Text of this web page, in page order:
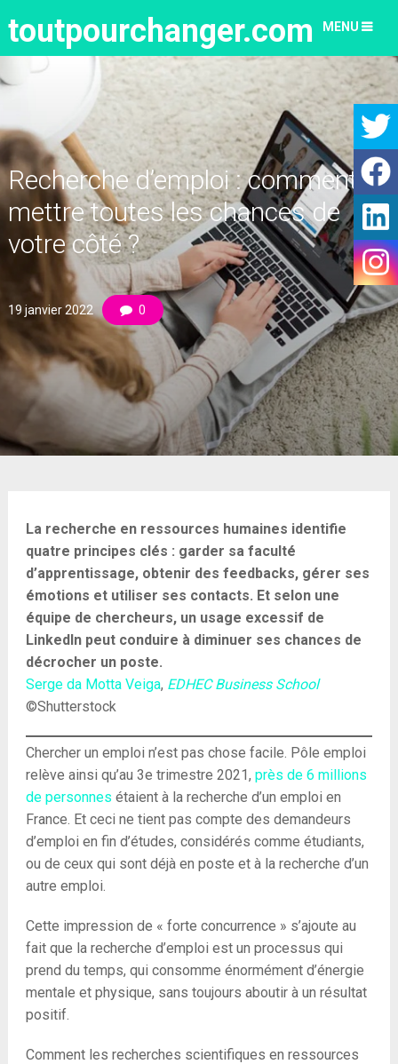
toutpourchanger.com MENU
Recherche d’emploi : comment
mettre toutes les chances de
votre côté ?
19 janvier 2022 0
La recherche en ressources humaines identifie
quatre principes clés : garder sa faculté
d’apprentissage, obtenir des feedbacks, gérer ses
émotions et utiliser ses contacts. Et selon une
équipe de chercheurs, un usage excessif de
LinkedIn peut conduire à diminuer ses chances de
décrocher un poste.
Serge da Motta Veiga, EDHEC Business School
©Shutterstock
Chercher un emploi n’est pas chose facile. Pôle emploi
relève ainsi qu’au 3e trimestre 2021, près de 6 millions
de personnes étaient à la recherche d’un emploi en
France. Et ceci ne tient pas compte des demandeurs
d’emploi en fin d’études, considérés comme étudiants,
ou de ceux qui sont déjà en poste et à la recherche d’un
autre emploi.
Cette impression de « forte concurrence » s’ajoute au
fait que la recherche d’emploi est un processus qui
prend du temps, qui consomme énormément d’énergie
mentale et physique, sans toujours aboutir à un résultat
positif.
Comment les recherches scientifiques en ressources